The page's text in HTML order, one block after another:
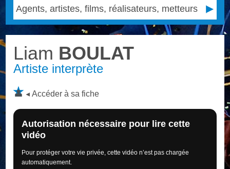
Liam BOULAT
Artiste interprète
Accéder à sa fiche
Autorisation nécessaire pour lire cette
vidéo
Pour protéger votre vie privée, cette vidéo n’est pas chargée
automatiquement.